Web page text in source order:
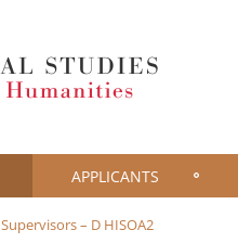
APPLICANTS
Supervisors – D HISOA2